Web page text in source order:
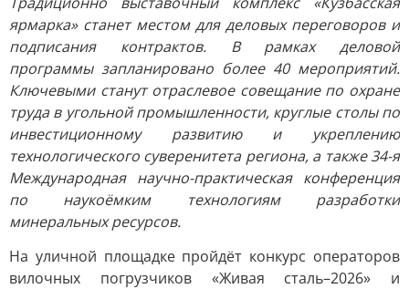
ярмарка» станет местом для деловых переговоров и
подписания контрактов. В рамках деловой
программы запланировано более 40 мероприятий.
Ключевыми станут отраслевое совещание по охране
труда в угольной промышленности, круглые столы по
инвестиционному развитию и укреплению
технологического суверенитета региона, а также 34-я
Международная научно-практическая конференция
по наукоёмким технологиям разработки
минеральных ресурсов.
На уличной площадке пройдёт конкурс операторов
вилочных погрузчиков «Живая сталь–2026» и